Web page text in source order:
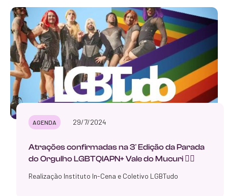
AGENDA 29/7/2024
Atrações confirmadas na 3ª Edição da Parada
do Orgulho LGBTQIAPN+ Vale do Mucuri 🏳️‍🌈
Realização Instituto In-Cena e Coletivo LGBTudo